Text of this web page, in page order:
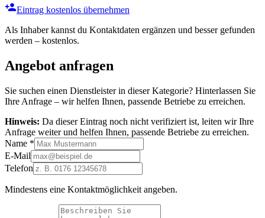
Eintrag kostenlos übernehmen
Als Inhaber kannst du Kontaktdaten ergänzen und besser gefunden
werden – kostenlos.
Angebot anfragen
Sie suchen einen Dienstleister in dieser Kategorie? Hinterlassen Sie
Ihre Anfrage – wir helfen Ihnen, passende Betriebe zu erreichen.
Hinweis: Da dieser Eintrag noch nicht verifiziert ist, leiten wir Ihre
Anfrage weiter und helfen Ihnen, passende Betriebe zu erreichen.
Name *
E-Mail
Telefon
Mindestens eine Kontaktmöglichkeit angeben.